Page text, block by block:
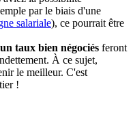
par le biais d'une
salariale), ce pourrait être
taux bien négociés feront
À ce sujet,
le meilleur. C'est
!